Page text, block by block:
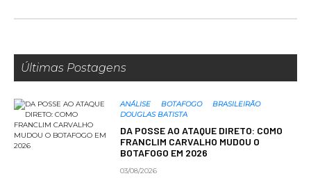
Últimas Postagens
ANÁLISE BOTAFOGO
BRASILEIRÃO
DOUGLAS BATISTA
DA POSSE AO ATAQUE DIRETO: COMO
FRANCLIM CARVALHO MUDOU O
BOTAFOGO EM 2026
03/08/2026